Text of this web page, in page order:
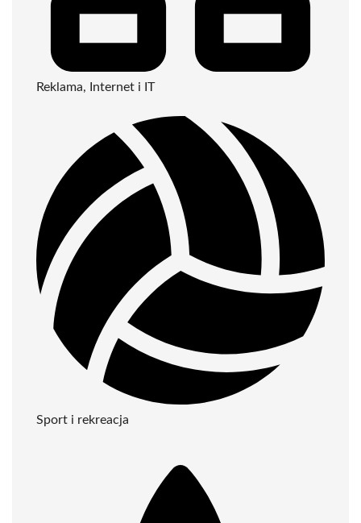
Reklama, Internet i IT
Sport i rekreacja